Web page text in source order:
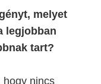
melyet
legjobban
tart?
hogy nincs